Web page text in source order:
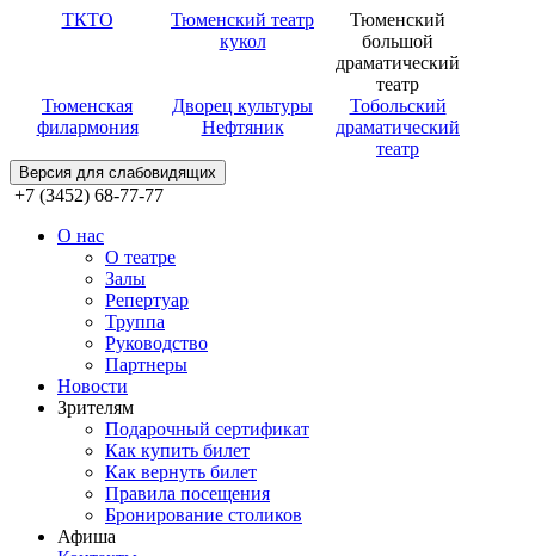
ТКТО
Тюменский театр
кукол
Тюменский
большой
драматический
театр
Тюменская
филармония
Дворец культуры
Нефтяник
Тобольский
драматический
театр
Версия для слабовидящих
+7 (3452) 68-77-77
О нас
О театре
Залы
Репертуар
Труппа
Руководство
Партнеры
Новости
Зрителям
Подарочный сертификат
Как купить билет
Как вернуть билет
Правила посещения
Бронирование столиков
Афиша